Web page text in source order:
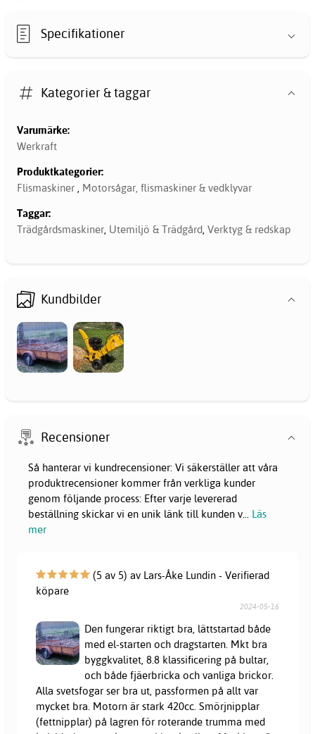
Specifikationer
Kategorier & taggar
Varumärke:
Werkraft
Produktkategorier:
Flismaskiner , Motorsågar, flismaskiner & vedklyvar
Taggar:
Trädgårdsmaskiner, Utemiljö & Trädgård, Verktyg & redskap
Kundbilder
Recensioner
Så hanterar vi kundrecensioner: Vi säkerställer att våra
produktrecensioner kommer från verkliga kunder
genom följande process: Efter varje levererad
beställning skickar vi en unik länk till kunden v... Läs
mer
(5 av 5) av Lars-Åke Lundin - Verifierad
köpare
2024-05-16
Den fungerar riktigt bra, lättstartad både
med el-starten och dragstarten. Mkt bra
byggkvalitet, 8.8 klassificering på bultar,
och både fjäerbricka och vanliga brickor.
Alla svetsfogar ser bra ut, passformen på allt var
mycket bra. Motorn är stark 420cc. Smörjnipplar
(fettnipplar) på lagren för roterande trumma med